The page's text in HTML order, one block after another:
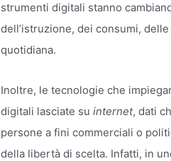
strumenti digitali stanno
dell’istruzione, dei consumi,
quotidiana.
Inoltre, le tecnologie che
digitali lasciate su internet, dati
persone a fini commerciali o
della libertà di scelta. Infatti, in